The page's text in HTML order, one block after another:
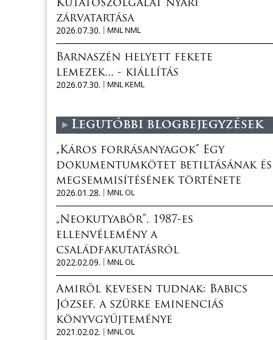
Kutatószolgálat nyári
zárvatartása
2026.07.30.
MNL NML
Barnaszén helyett fekete
lemezek... - kiállítás
2026.07.30.
MNL KEML
Legutóbbi blogbejegyzések
„Káros forrásanyagok” Egy
dokumentumkötet betiltásának és
megsemmisítésének története
2026.01.28.
MNL OL
„Neokutyabőr”. 1987-es
ellenvélemény a
családfakutatásról
2022.02.09.
MNL OL
Amiről kevesen tudnak: Babics
József, a szürke eminenciás
könyvgyűjteménye
2021.02.02.
MNL OL